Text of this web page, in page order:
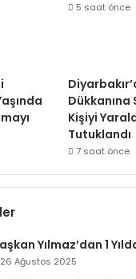
5 saat önce
Dükkanına
Kişiyi
Tutuklandı
7 saat önce
Yılmaz’dan 1
26 Ağustos 2025